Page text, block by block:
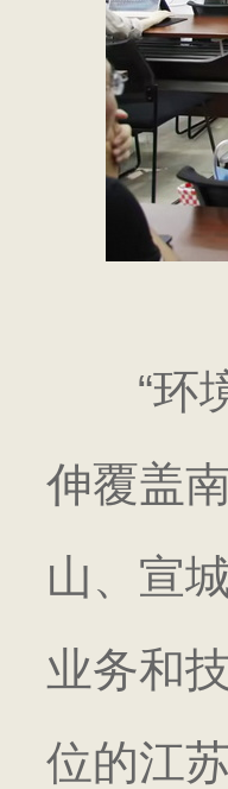
“环
伸覆盖
山、宣
业务和
位的江